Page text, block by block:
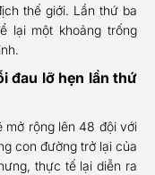
thế giới. Lần thứ ba
lại một khoảng trống
đau lỡ hẹn lần thứ
mở rộng lên 48 đội với
con đường trở lại của
thực tế lại diễn ra